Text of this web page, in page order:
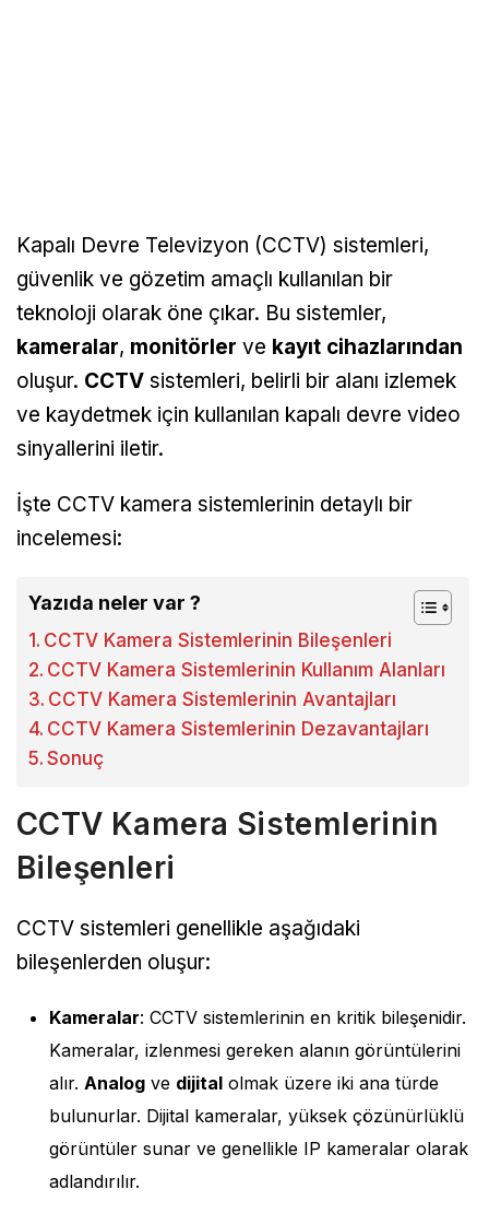
Kapalı Devre Televizyon (CCTV) sistemleri,
güvenlik ve gözetim amaçlı kullanılan bir
teknoloji olarak öne çıkar. Bu sistemler,
kameralar, monitörler ve kayıt cihazlarından
oluşur. CCTV sistemleri, belirli bir alanı izlemek
ve kaydetmek için kullanılan kapalı devre video
sinyallerini iletir.
İşte CCTV kamera sistemlerinin detaylı bir
incelemesi:
Yazıda neler var ?
CCTV Kamera Sistemlerinin Bileşenleri
CCTV Kamera Sistemlerinin Kullanım Alanları
CCTV Kamera Sistemlerinin Avantajları
CCTV Kamera Sistemlerinin Dezavantajları
Sonuç
CCTV Kamera Sistemlerinin
Bileşenleri
CCTV sistemleri genellikle aşağıdaki
bileşenlerden oluşur:
Kameralar: CCTV sistemlerinin en kritik bileşenidir.
Kameralar, izlenmesi gereken alanın görüntülerini
alır. Analog ve dijital olmak üzere iki ana türde
bulunurlar. Dijital kameralar, yüksek çözünürlüklü
görüntüler sunar ve genellikle IP kameralar olarak
adlandırılır.